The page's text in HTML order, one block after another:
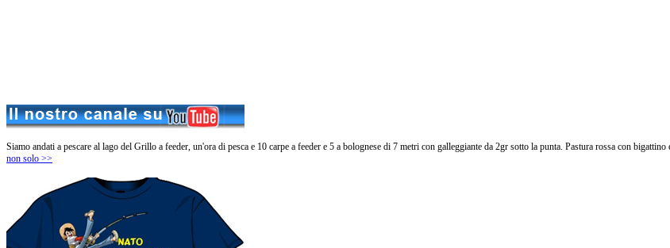
Siamo andati a pescare al lago del Grillo a feeder, un'ora di pesca e 10 carpe a feeder e 5 a bolognese di 7 metri con galleggiante da 2gr sotto la punta. Pastura rossa con
non solo >>